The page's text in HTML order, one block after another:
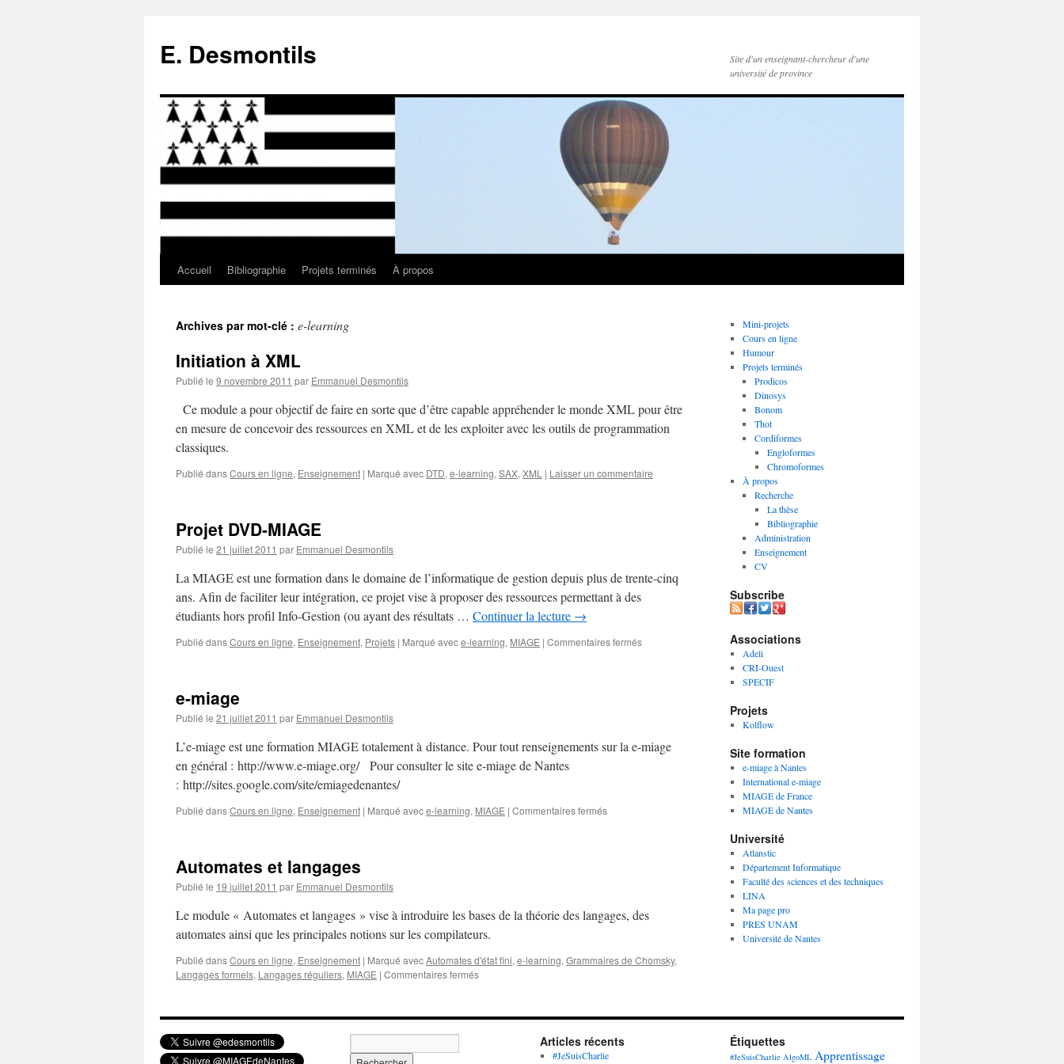
E. Desmontils
Site d'un enseignant-chercheur d'une
université de province
Aller
contenu
Accueil Bibliographie Projets terminés À propos
Archives par mot-clé : e-learning
Initiation à XML
Publié le 9 novembre 2011 par Emmanuel Desmontils
Ce module a pour objectif de faire en sorte que d’être capable appréhender le monde XML pour être
en mesure de concevoir des ressources en XML et de les exploiter avec les outils de programmation
classiques.
Publié dansCours en ligne, Enseignement | Marqué avec DTD, e-learning, SAX, XML | Laisser un commentaire
Projet DVD-MIAGE
Publié le 21 juillet 2011 par Emmanuel Desmontils
La MIAGE est une formation dans le domaine de l’informatique de gestion depuis plus de trente-cinq
ans. Afin de faciliter leur intégration, ce projet vise à proposer des ressources permettant à des
étudiants hors profil Info-Gestion (ou ayant des résultats … Continuer la lecture →
Publié dansCours en ligne, Enseignement, Projets | Marqué avece-learning, MIAGE | Commentaires fermés
e-miage
Publié le 21 juillet 2011 par Emmanuel Desmontils
L’e-miage est une formation MIAGE totalement à distance. Pour tout renseignements sur la e-miage
en général : http://www.e-miage.org/ Pour consulter le site e-miage de Nantes
: http://sites.google.com/site/emiagedenantes/
Publié dansCours en ligne, Enseignement | Marqué avece-learning, MIAGE | Commentaires fermés
Automates et langages
Publié le 19 juillet 2011 par Emmanuel Desmontils
Le module « Automates et langages » vise à introduire les bases de la théorie des langages, des
automates ainsi que les principales notions sur les compilateurs.
Publié dansCours en ligne, Enseignement | Marqué avecAutomates d'état fini, e-learning, Grammaires de Chomsky,
Langages formels, Langages réguliers, MIAGE | Commentaires fermés
langages
Mini-projets
Cours en ligne
Humour
Projets terminés
Prodicos
Dinosys
Bonom
Thot
Cordiformes
Engloformes
Chromoformes
À propos
Recherche
La thèse
Bibliographie
Administration
Enseignement
CV
Subscribe
Associations
Adeli
CRI-Ouest
SPECIF
Projets
Kolflow
Site formation
e-miage à Nantes
International e-miage
MIAGE de France
MIAGE de Nantes
Université
Atlanstic
Département Informatique
Faculté des sciences et des techniques
LINA
Ma page pro
PRES UNAM
Université de Nantes
Articles récents
#JeSuisCharlie
Étiquettes
#JeSuisCharlie AlgoML Apprentissage